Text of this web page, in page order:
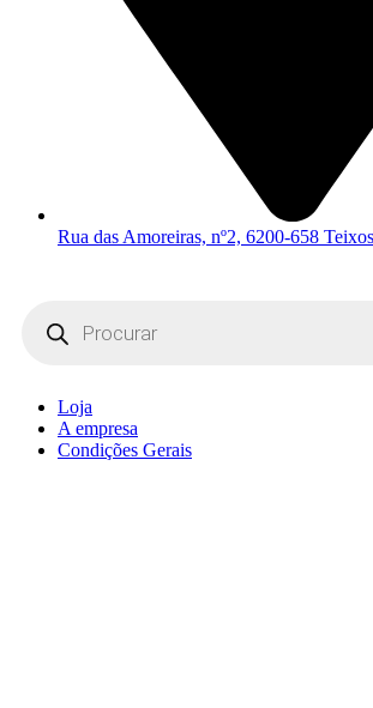
Rua das Amoreiras, nº2, 6200-658
search
Loja
A empresa
Condições Gerais